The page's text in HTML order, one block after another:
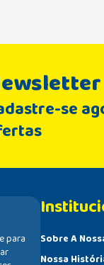
se
para
Sobre A
Nossa